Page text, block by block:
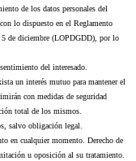
de los datos personales del
lo dispuesto en el Reglamento
de diciembre (LOPDGDD), por lo
del interesado.
un interés mutuo para mantener el
con medidas de seguridad
total de los mismos.
salvo obligación legal.
en cualquier momento. Derecho de
u oposición al su tratamiento.